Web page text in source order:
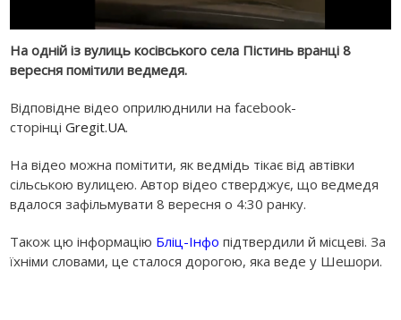
На одній із вулиць косівського села Пістинь вранці 8
вересня помітили ведмедя.
Відповідне відео оприлюднили на facebook-
сторінціGregit.UA.
На відео можна помітити, як ведмідь тікає від автівки
сільською вулицею. Автор відео стверджує, що ведмедя
вдалося зафільмувати 8 вересня о 4:30 ранку.
Також цю інформацію Бліц-Інфо підтвердили й місцеві. За
їхніми словами, це сталося дорогою, яка веде у Шешори.